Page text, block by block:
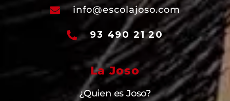
info@escolajoso.com
93 490 21 20
La Joso
¿Quien es Joso?